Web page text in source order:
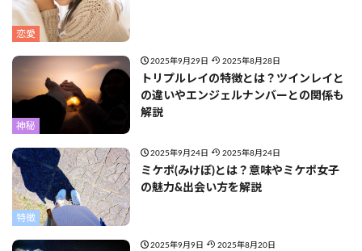
恋愛
神秘
2025年9月29日 2025年8月28日
トリプルレイの特徴とは？ツインレイと
の違いやエンジェルナンバーとの関係も
解説
特徴
2025年9月24日 2025年8月24日
ミケポ(みけぽ)とは？意味やミケポ女子
の魅力&出会い方を解説
2025年9月9日 2025年8月20日